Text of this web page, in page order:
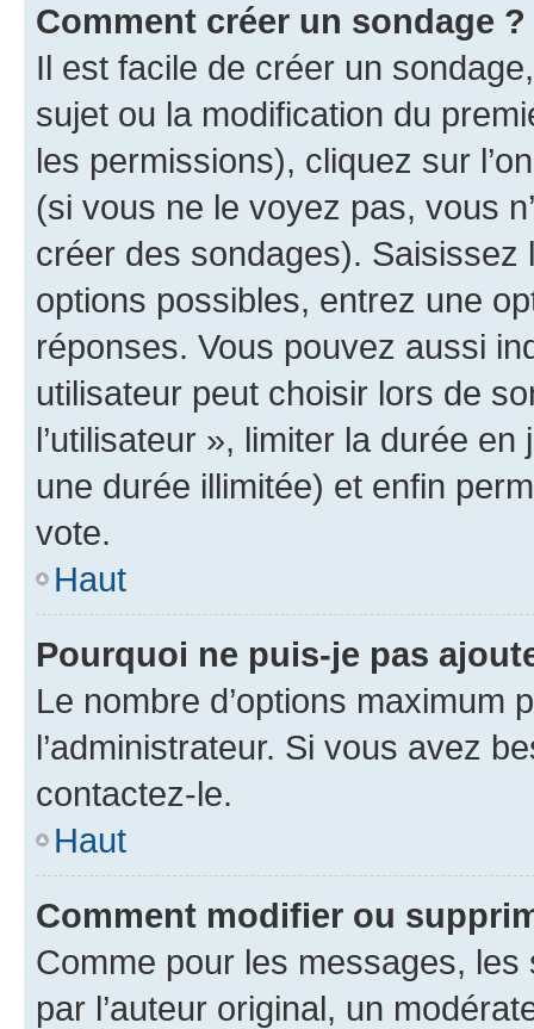
Comment créer un sondage ?
Il est facile de créer un
sujet ou la modification du
les permissions), cliquez sur
(si vous ne le voyez pas, vous
créer des sondages).
options possibles, entrez une
réponses. Vous pouvez aussi
utilisateur peut choisir lors de
l’utilisateur », limiter la durée
une durée illimitée) et enfin
vote.
Haut
Pourquoi ne puis-je pas
Le nombre d’options maximum
l’administrateur. Si vous avez
contactez-le.
Haut
Comment modifier ou
Comme pour les messages,
par l’auteur original, un